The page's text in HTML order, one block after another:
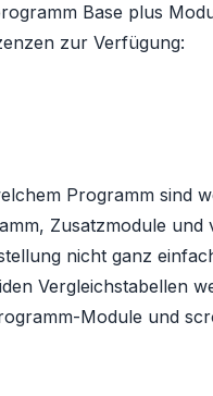
Base plus
zur Verfügung:
Programm sind
Zusatzmodule und
nicht ganz
Vergleichstabellen
Module und